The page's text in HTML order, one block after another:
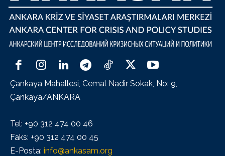
Çankaya Mahallesi, Cemal Nadir Sokak, No: 9,
Çankaya/ANKARA
Tel: +90 312 474 00 46
Faks: +90 312 474 00 45
E-Posta: info@ankasam.org